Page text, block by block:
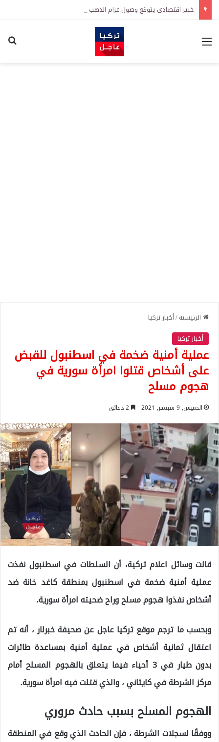
القائمة
الرئيسية/أخبار تركيا
أخبار تركيا
عملية أمنية ضخمة في اسطنبول للقبض
على أشخاص قتلوا امرأة سورية في
هجوم مسلح
الخميس, 9 سبتمبر, 2021
قالت وسائل اعلام تركية، أن السلطات في اسطنبول نفذت
عملية أمنية ضخمة في اسطنبول بمنطقة كاغد خانة ضد
أشخاص نفذوا هجوم مسلح وراح ضحيته امرأة سورية.
وبحسب ما ترجم موقع تركيا عاجل عن صحيفة خبرلار ، أنه تم
اعتقال ثمانية أشخاص في عملية أمنية بمساعدة طائرات
بدون طيار في 3 أحياء فيما يتعلق بالهجوم المسلح أمام
مركز الشرطة في كايتاني ، والذي قتلت فيه امرأة سورية.
الهجوم المسلح بسبب حادث مروري
ووفقًا لسجلات الشرطة ، فإن الحادث الذي وقع في المنطقة